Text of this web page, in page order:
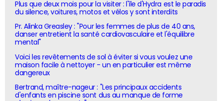
Plus que deux mois pour la visiter : l'île d'Hydra est le paradis
du silence, voitures, motos et vélos y sont interdits
Pr. Alinka Greasley : "Pour les femmes de plus de 40 ans,
danser entretient la santé cardiovasculaire et l'équilibre
mental"
Voici les revêtements de sol à éviter si vous voulez une
maison facile à nettoyer - un en particulier est même
dangereux
Bertrand, maître-nageur : "Les principaux accidents
d'enfants en piscine sont dus au manque de forme